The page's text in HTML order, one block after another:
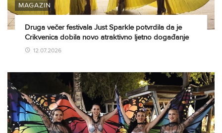
MAGAZIN
Druga večer festivala Just Sparkle potvrdila da je
Crikvenica dobila novo atraktivno ljetno događanje
12.07.2026